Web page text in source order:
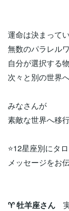
運命は決まって
無数のパラレル
自分が選択する
次々と別の世界
みなさんが
素敵な世界へ移
⭐12星座別にタ
メッセージをお
♈ 牡羊座さん